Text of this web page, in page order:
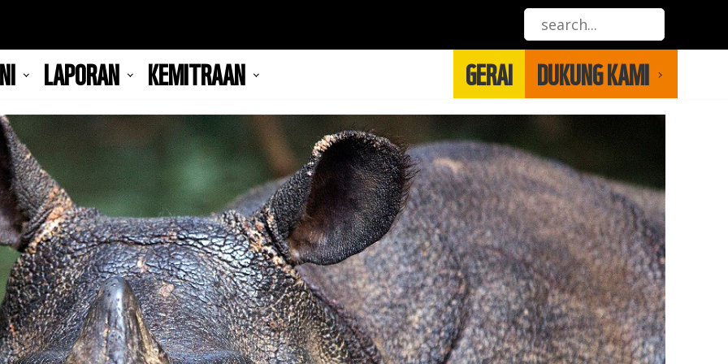
LAPORAN KEMITRAAN GERAI DUKUNG KAMI